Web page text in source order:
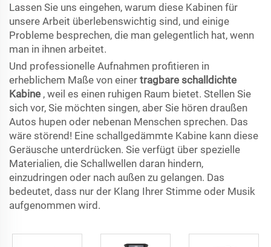
Lassen Sie uns eingehen, warum diese Kabinen für
unsere Arbeit überlebenswichtig sind, und einige
Probleme besprechen, die man gelegentlich hat, wenn
man in ihnen arbeitet.
Und professionelle Aufnahmen profitieren in
erheblichem Maße von einer tragbare schalldichte
Kabine , weil es einen ruhigen Raum bietet. Stellen Sie
sich vor, Sie möchten singen, aber Sie hören draußen
Autos hupen oder nebenan Menschen sprechen. Das
wäre störend! Eine schallgedämmte Kabine kann diese
Geräusche unterdrücken. Sie verfügt über spezielle
Materialien, die Schallwellen daran hindern,
einzudringen oder nach außen zu gelangen. Das
bedeutet, dass nur der Klang Ihrer Stimme oder Musik
aufgenommen wird.